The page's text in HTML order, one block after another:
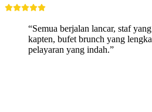
“Semua berjalan lancar, staf
kapten, bufet brunch yang
pelayaran yang indah.”